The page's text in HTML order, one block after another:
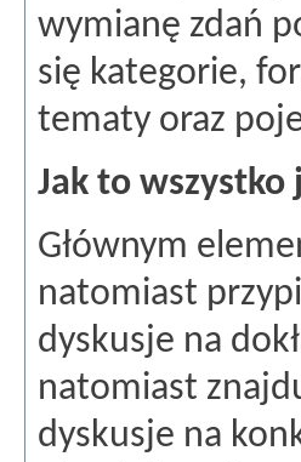
wymianę zdań
się kategorie,
tematy oraz
Jak to wszystko
Głównym
natomiast
dyskusje na
natomiast
dyskusje na